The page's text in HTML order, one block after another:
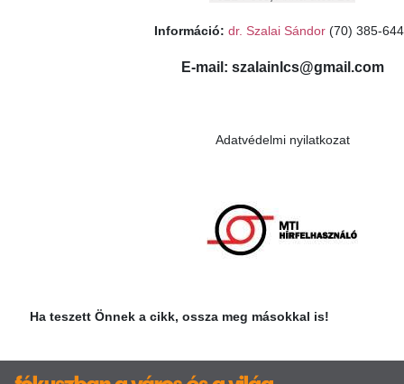
Információ: dr. Szalai Sándor(70) 385-
E-mail: szalainlcs@gmail.com
Adatvédelmi nyilatkozat
Ha teszett Önnek a cikk, ossza meg másokkal is!